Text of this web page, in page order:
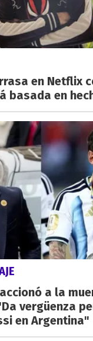
en Netflix
basada en
a la
vergüenza
en Argentina"